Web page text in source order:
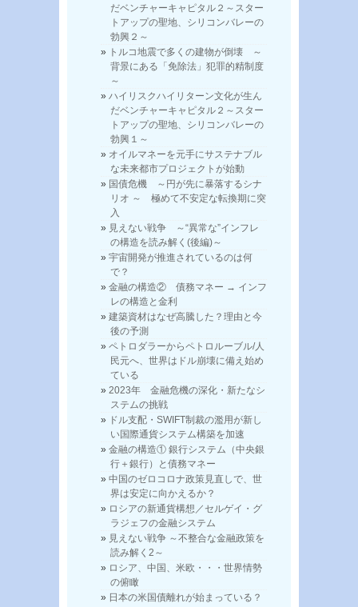
だベンチャーキャピタル２～スター
トアップの聖地、シリコンバレーの
勃興２～
トルコ地震で多くの建物が倒壊 ～
背景にある「免除法」犯罪的精制度
～
ハイリスクハイリターン文化が生ん
だベンチャーキャピタル２～スター
トアップの聖地、シリコンバレーの
勃興１～
オイルマネーを元手にサステナブル
な未来都市プロジェクトが始動
国債危機 ～円が先に暴落するシナ
リオ ～ 極めて不安定な転換期に突
入
見えない戦争 ～“異常な”インフレ
の構造を読み解く(後編)～
宇宙開発が推進されているのは何
で？
金融の構造② 債務マネー → インフ
レの構造と金利
建築資材はなぜ高騰した？理由と今
後の予測
ペトロダラーからペトロルーブル/人
民元へ、世界はドル崩壊に備え始め
ている
2023年 金融危機の深化・新たなシ
ステムの挑戦
ドル支配・SWIFT制裁の濫用が新し
い国際通貨システム構築を加速
金融の構造① 銀行システム（中央銀
行＋銀行）と債務マネー
中国のゼロコロナ政策見直しで、世
界は安定に向かえるか？
ロシアの新通貨構想／セルゲイ・グ
ラジェフの金融システム
見えない戦争 ～不整合な金融政策を
読み解く2～
ロシア、中国、米欧・・・世界情勢
の俯瞰
日本の米国債離れが始まっている？